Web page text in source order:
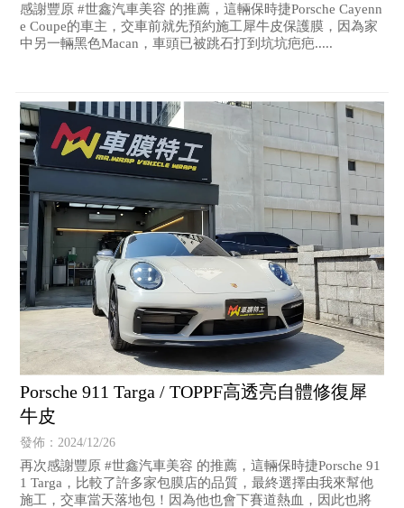
感謝豐原 #世鑫汽車美容 的推薦，這輛保時捷Porsche Cayenn
e Coupe的車主，交車前就先預約施工犀牛皮保護膜，因為家
中另一輛黑色Macan，車頭已被跳石打到坑坑疤疤.....
Porsche 911 Targa / TOPPF高透亮自體修復犀
牛皮
發佈：2024/12/26
再次感謝豐原 #世鑫汽車美容 的推薦，這輛保時捷Porsche 91
1 Targa，比較了許多家包膜店的品質，最終選擇由我來幫他
施工，交車當天落地包！因為他也會下賽道熱血，因此也將